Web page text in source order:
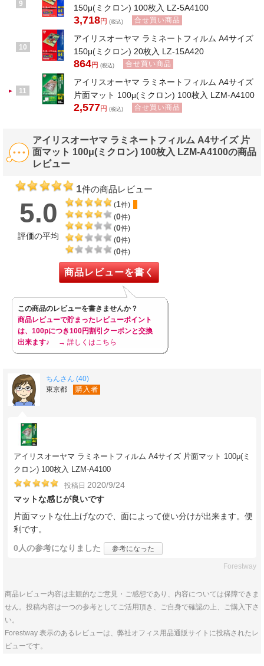
9 150μ(ミクロン) 100枚入 LZ-5A4100
3,718円 (税込) 合せ買い商品
10
アイリスオーヤマ ラミネートフィルム A4サイズ
150μ(ミクロン) 20枚入 LZ-15A420
864円 (税込) 合せ買い商品
11
アイリスオーヤマ ラミネートフィルム A4サイズ
片面マット 100μ(ミクロン) 100枚入 LZM-A4100
2,577円 (税込) 合せ買い商品
アイリスオーヤマ ラミネートフィルム A4サイズ 片
面マット 100μ(ミクロン) 100枚入 LZM-A4100の商品
レビュー
1件の商品レビュー
5.0
評価の平均
(1件)
(0件)
(0件)
(0件)
(0件)
商品レビューを書く
この商品のレビューを書きませんか？
商品レビューで貯まったレビューポイント
は、100pにつき100円割引クーポンと交換
出来ます♪
→ 詳しくはこちら
ちんさん (40)
東京都
購入者
アイリスオーヤマ ラミネートフィルム A4サイズ 片面マット 100μ(ミ
クロン) 100枚入 LZM-A4100
投稿日 2020/9/24
マットな感じが良いです
片面マットな仕上げなので、面によって使い分けが出来ます。便
利です。
0人の参考になりました 参考になった
Forestway
商品レビュー内容は主観的なご意見・ご感想であり、内容については保障できま
せん。投稿内容は一つの参考としてご活用頂き、ご自身で確認の上、ご購入下さ
い。
Forestway 表示のあるレビューは、弊社オフィス用品通販サイトに投稿されたレ
ビューです。